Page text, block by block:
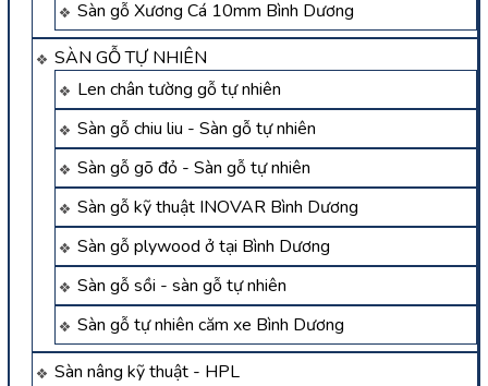
Sàn gỗ Xương Cá 10mm Bình Dương
SÀN GỖ TỰ NHIÊN
Len chân tường gỗ tự nhiên
Sàn gỗ chiu liu - Sàn gỗ tự nhiên
Sàn gỗ gõ đỏ - Sàn gỗ tự nhiên
Sàn gỗ kỹ thuật INOVAR Bình Dương
Sàn gỗ plywood ở tại Bình Dương
Sàn gỗ sồi - sàn gỗ tự nhiên
Sàn gỗ tự nhiên căm xe Bình Dương
Sàn nâng kỹ thuật - HPL